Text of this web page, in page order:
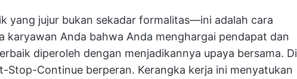
yang jujur bukan sekadar formalitas—ini adalah cara
karyawan Anda bahwa Anda menghargai pendapat dan
diperoleh dengan menjadikannya upaya bersama. Di
Stop-Continue berperan. Kerangka kerja ini menyatukan